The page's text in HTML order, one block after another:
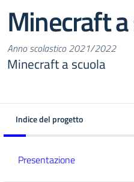
Minecraft
Anno scolastico 2021/2022
Minecraft a scuola
Indice del progetto
Presentazione